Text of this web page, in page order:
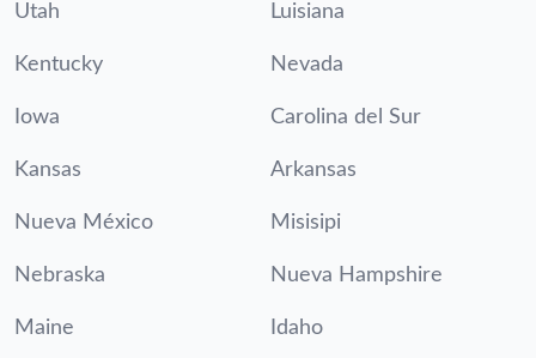
Utah Luisiana
Kentucky Nevada
Iowa Carolina del Sur
Kansas Arkansas
Nueva México Misisipi
Nebraska Nueva Hampshire
Maine Idaho